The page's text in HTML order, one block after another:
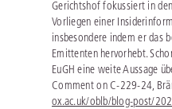
Gerichtshof fokussiert in
Vorliegen einer
insbesondere indem er das
Emittenten hervorhebt.
EuGH eine weite Aussage
Comment on C-229-24,
ox.ac.uk/oblb/blog-post/